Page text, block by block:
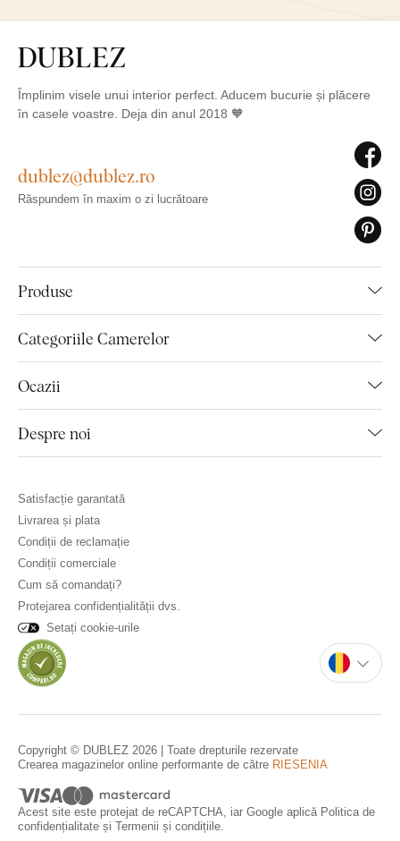
Împlinim visele unui interior perfect. Aducem bucurie și plăcere
în casele voastre. Deja din anul 2018 🧡
Produse
Categoriile Camerelor
Ocazii
Despre noi
dublez@dublez.ro
Răspundem în maxim o zi lucrătoare
Satisfacție garantată
Livrarea și plata
Condiții de reclamație
Condiții comerciale
Cum să comandați?
Protejarea confidențialității dvs.
Setați cookie-urile
Copyright © DUBLEZ 2026 | Toate drepturile rezervate
Crearea magazinelor online performante de către RIESENIA
Acest site este protejat de reCAPTCHA, iar Google aplică Politica de
confidențialitate și Termenii și condițiile.